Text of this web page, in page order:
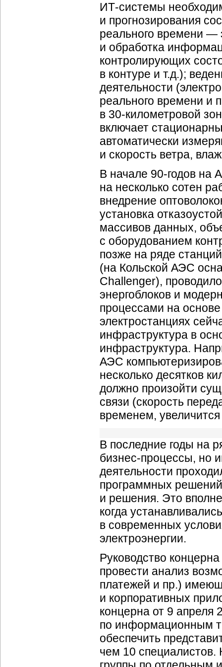
ИТ-системы
и прогнозирования
реального времени —
и обработка
контролирующих
в контуре и т.д.);
деятельности
реального времени и
в 30-километровой
включает
автоматически
и скорость ветра,
В начале 90-годов на
на несколько сотен
внедрение
установка
массивов данных,
с оборудованием
позже на ряде
(на Кольской АЭС
Challenger),
энергоблоков и
процессами на
электростанциях
инфраструктура в
инфраструктура.
АЭС
несколько десятков
должно произойти
связи (скорость
временем,
В последние годы на
бизнес-процессы, но
деятельности
программных
и решения. Это
когда
в современных
электроэнергии.
Руководство
провести анализ
платежей и пр.)
и корпоративных
концерна от 9 апреля
по информационным
обеспечить
чем 10 специалистов.